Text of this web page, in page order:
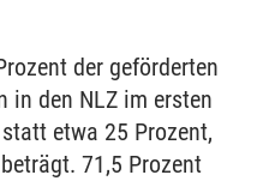
der geförderten
in den NLZ im ersten
etwa 25 Prozent,
71,5 Prozent